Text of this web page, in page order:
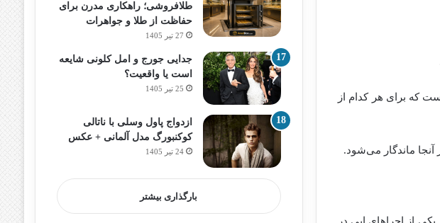
است که برای هر کدام از
آنجا ماندگار می‌شود.
طلافروشی؛ راهکاری مدرن برای
حفاظت از طلا و جواهرات
27 تیر 1405
جدایی جورج و امل کلونی شایعه
است یا واقعیت؟
25 تیر 1405
ازدواج پاول وسلی با ناتالی
کوکنبورگ مدل آلمانی + عکس
24 تیر 1405
بارگذاری بیشتر